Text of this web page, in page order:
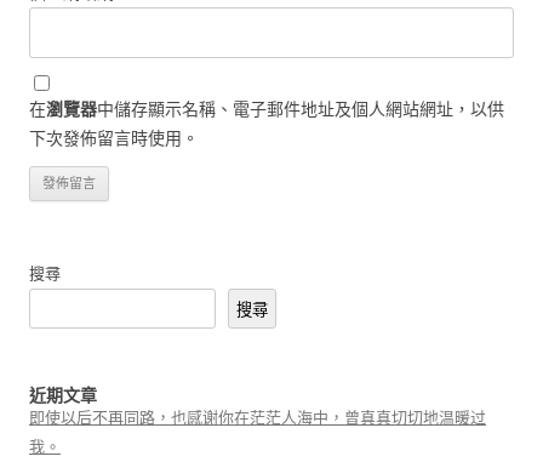
在瀏覽器中儲存顯示名稱、電子郵件地址及個人網站網址，以供
下次發佈留言時使用。
搜尋
搜尋
近期文章
即使以后不再同路，也感谢你在茫茫人海中，曾真真切切地温暖过
我。